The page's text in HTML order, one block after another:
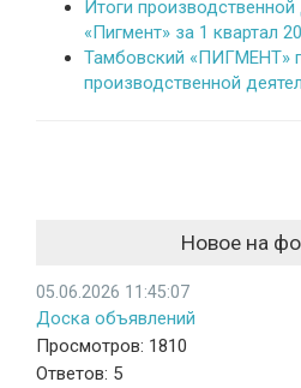
Итоги
«Пигмент» за 1 квартал
Тамбовский «ПИГМЕНТ»
производственной
Новое на
05.06.2026 11:45:07
Доска объявлений
Просмотров: 1810
Ответов: 5